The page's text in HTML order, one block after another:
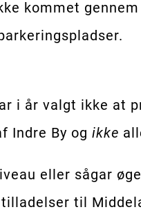
kommet
i år valgt ikke at
Indre By og ikke
eller sågar
til